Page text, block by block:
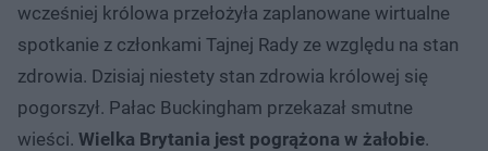
wcześniej królowa przełożyła zaplanowane wirtualne
spotkanie z członkami Tajnej Rady ze względu na stan
zdrowia. Dzisiaj niestety stan zdrowia królowej się
pogorszył. Pałac Buckingham przekazał smutne
wieści. Wielka Brytania jest pogrążona w żałobie.